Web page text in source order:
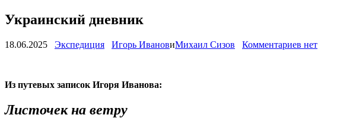
Украинский дневник
18.06.2025 Экспедиция Игорь ИвановиМихаил Сизов
Комментариев нет
Из путевых записок Игоря Иванова:
Листочек на ветру